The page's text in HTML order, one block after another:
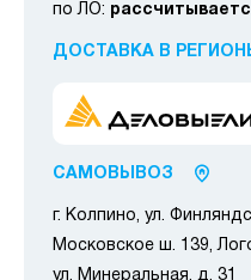
по ЛО:
ДОСТАВКА В
САМОВЫВОЗ
г. Колпино, ул.
Московское ш. 139,
ул. Минеральная, д. 31